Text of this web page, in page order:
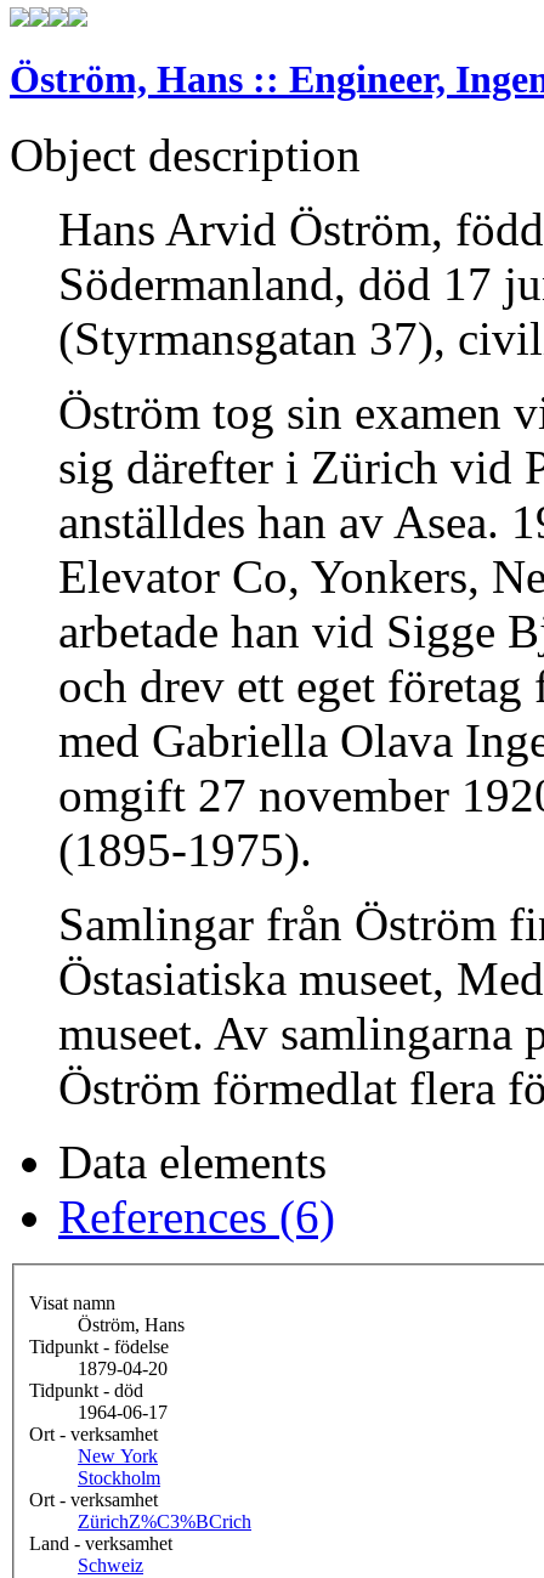
Öström, Hans :: Engineer,
Object description
Hans Arvid Öström,
Södermanland, död 17
(Styrmansgatan 37),
Öström tog sin examen
sig därefter i Zürich vid
anställdes han av Asea.
Elevator Co, Yonkers,
arbetade han vid Sigge
och drev ett eget
med Gabriella Olava
omgift 27 november
(1895-1975).
Samlingar från Öström
Östasiatiska museet,
museet. Av samlingarna
Öström förmedlat flera
Data elements
References (6)
Visat namn
Öström, Hans
Tidpunkt - födelse
1879-04-20
Tidpunkt - död
1964-06-17
Ort - verksamhet
New York
Stockholm
Ort - verksamhet
ZürichZ%C3%BCrich
Land - verksamhet
Schweiz